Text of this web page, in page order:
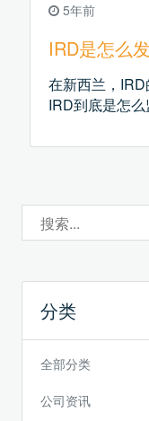
5年前
IRD是怎么
在新西兰，
IRD到底是怎
分类
全部分类
公司资讯